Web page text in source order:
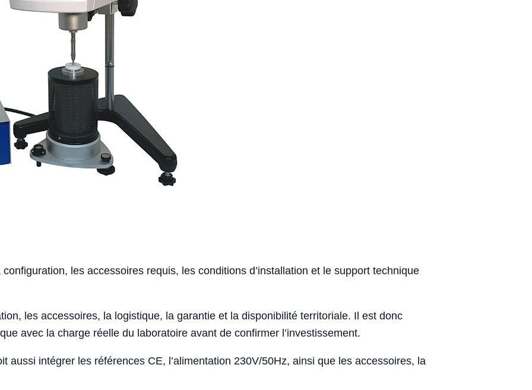
les accessoires requis, les conditions d’installation et le support technique
les accessoires, la logistique, la garantie et la disponibilité territoriale. Il est donc
avec la charge réelle du laboratoire avant de confirmer l’investissement.
aussi intégrer les références CE, l’alimentation 230V/50Hz, ainsi que les accessoires, la